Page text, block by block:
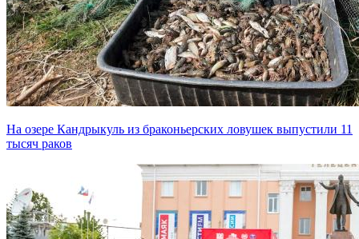
На озере Кандрыкуль из браконьерских ловушек выпустили 11
тысяч раков